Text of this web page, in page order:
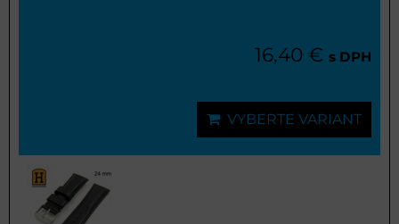
16,40 € s DPH
VYBERTE VARIANT